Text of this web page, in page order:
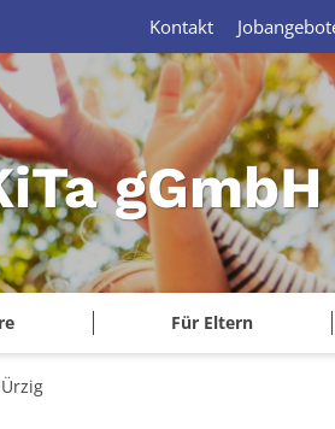
Für Eltern
Kontakt